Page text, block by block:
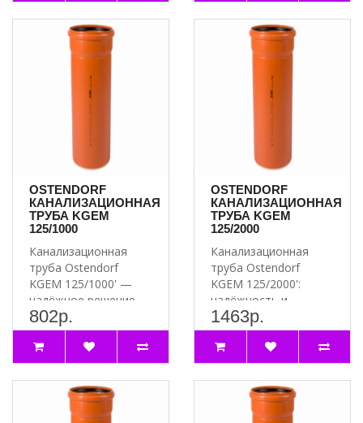
OSTENDORF
КАНАЛИЗАЦИОННАЯ
ТРУБА KGEM
125/1000
Канализационная
труба Ostendorf
KGEM 125/1000' —
надёжное решение
для вашей
канализации ..
802р.
OSTENDORF
КАНАЛИЗАЦИОННАЯ
ТРУБА KGEM
125/2000
Канализационная
труба Ostendorf
KGEM 125/2000':
надёжность и
долговечность для
вашей канализации..
1463р.